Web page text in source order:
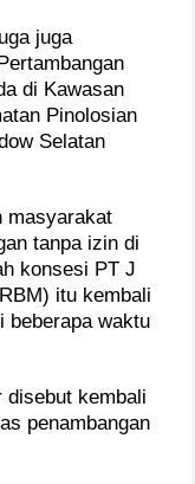
juga
di Kawasan
Pinolosian
Selatan
masyarakat
tanpa izin di
konsesi PT J
itu kembali
beberapa waktu
disebut kembali
penambangan